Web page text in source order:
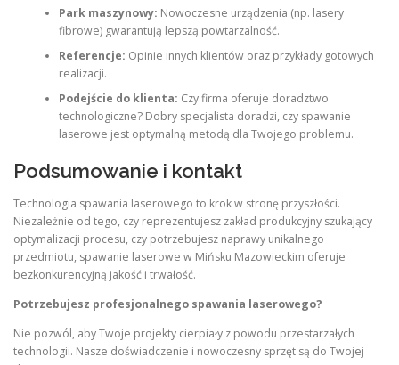
Park maszynowy: Nowoczesne urządzenia (np. lasery
fibrowe) gwarantują lepszą powtarzalność.
Referencje: Opinie innych klientów oraz przykłady gotowych
realizacji.
Podejście do klienta: Czy firma oferuje doradztwo
technologiczne? Dobry specjalista doradzi, czy spawanie
laserowe jest optymalną metodą dla Twojego problemu.
Podsumowanie i kontakt
Technologia spawania laserowego to krok w stronę przyszłości.
Niezależnie od tego, czy reprezentujesz zakład produkcyjny szukający
optymalizacji procesu, czy potrzebujesz naprawy unikalnego
przedmiotu, spawanie laserowe w Mińsku Mazowieckim oferuje
bezkonkurencyjną jakość i trwałość.
Potrzebujesz profesjonalnego spawania laserowego?
Nie pozwól, aby Twoje projekty cierpiały z powodu przestarzałych
technologii. Nasze doświadczenie i nowoczesny sprzęt są do Twojej